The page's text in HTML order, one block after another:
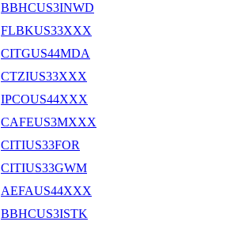
BBHCUS3INWD
FLBKUS33XXX
CITGUS44MDA
CTZIUS33XXX
IPCOUS44XXX
CAFEUS3MXXX
CITIUS33FOR
CITIUS33GWM
AEFAUS44XXX
BBHCUS3ISTK